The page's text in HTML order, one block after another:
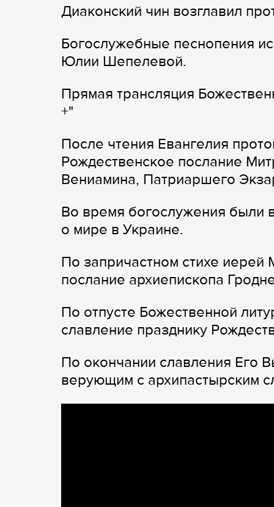
Диаконский чин возглавил
Богослужебные песнопения
Юлии Шепелевой.
Прямая трансляция
+"
После чтения Евангелия
Рождественское послание
Вениамина, Патриаршего
Во время богослужения были
о мире в Украине.
По запричастном стихе
послание архиепископа
По отпусте Божественной
славление празднику
По окончании славления Его
верующим с архипастырским